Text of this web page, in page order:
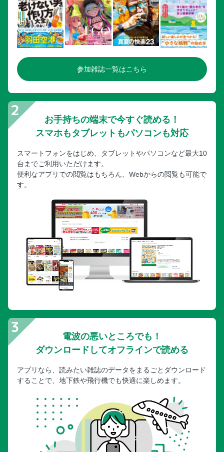
参加雑誌一覧はこちら
お手持ちの端末で今すぐ読める！
スマホもタブレットもパソコンも対応
スマートフォンをはじめ、タブレットやパソコンなど最大10
台までご利用いただけます。
便利なアプリでの閲覧はもちろん、Webからの閲覧も可能で
す。
電波の悪いところでも！
ダウンロードしてオフラインで読める
アプリなら、読みたい雑誌のデータをまるごとダウンロード
することで、地下鉄や飛行機でも快適に楽しめます。